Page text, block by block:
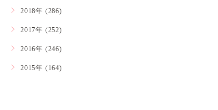
2018年 (286)
2017年 (252)
2016年 (246)
2015年 (164)